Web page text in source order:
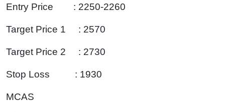
Entry Price : 2250-2260
Target Price 1 : 2570
Target Price 2 : 2730
Stop Loss : 1930
MCAS